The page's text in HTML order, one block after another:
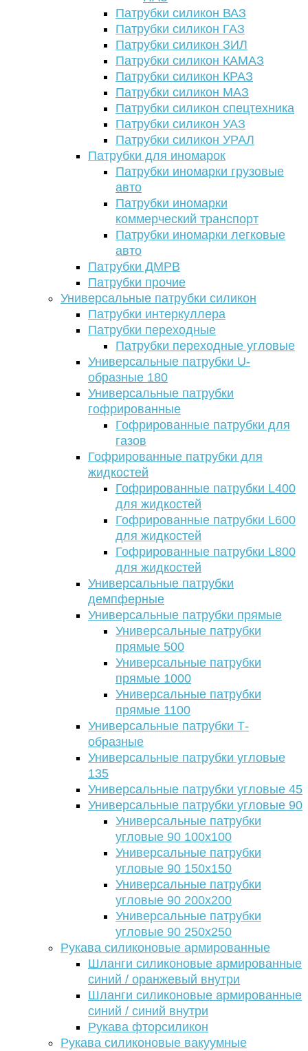
Патрубки силикон ВАЗ
Патрубки силикон ГАЗ
Патрубки силикон ЗИЛ
Патрубки силикон КАМАЗ
Патрубки силикон КРАЗ
Патрубки силикон МАЗ
Патрубки силикон спецтехника
Патрубки силикон УАЗ
Патрубки силикон УРАЛ
Патрубки для иномарок
Патрубки иномарки грузовые
авто
Патрубки иномарки
коммерческий транспорт
Патрубки иномарки легковые
авто
Патрубки ДМРВ
Патрубки прочие
Универсальные патрубки силикон
Патрубки интеркуллера
Патрубки переходные
Патрубки переходные угловые
Универсальные патрубки U-
образные 180
Универсальные патрубки
гофрированные
Гофрированные патрубки для
газов
Гофрированные патрубки для
жидкостей
Гофрированные патрубки L400
для жидкостей
Гофрированные патрубки L600
для жидкостей
Гофрированные патрубки L800
для жидкостей
Универсальные патрубки
демпферные
Универсальные патрубки прямые
Универсальные патрубки
прямые 500
Универсальные патрубки
прямые 1000
Универсальные патрубки
прямые 1100
Универсальные патрубки Т-
образные
Универсальные патрубки угловые
135
Универсальные патрубки угловые 45
Универсальные патрубки угловые 90
Универсальные патрубки
угловые 90 100х100
Универсальные патрубки
угловые 90 150х150
Универсальные патрубки
угловые 90 200х200
Универсальные патрубки
угловые 90 250х250
Рукава силиконовые армированные
Шланги силиконовые армированные
синий / оранжевый внутри
Шланги силиконовые армированные
синий / синий внутри
Рукава фторсиликон
Рукава силиконовые вакуумные